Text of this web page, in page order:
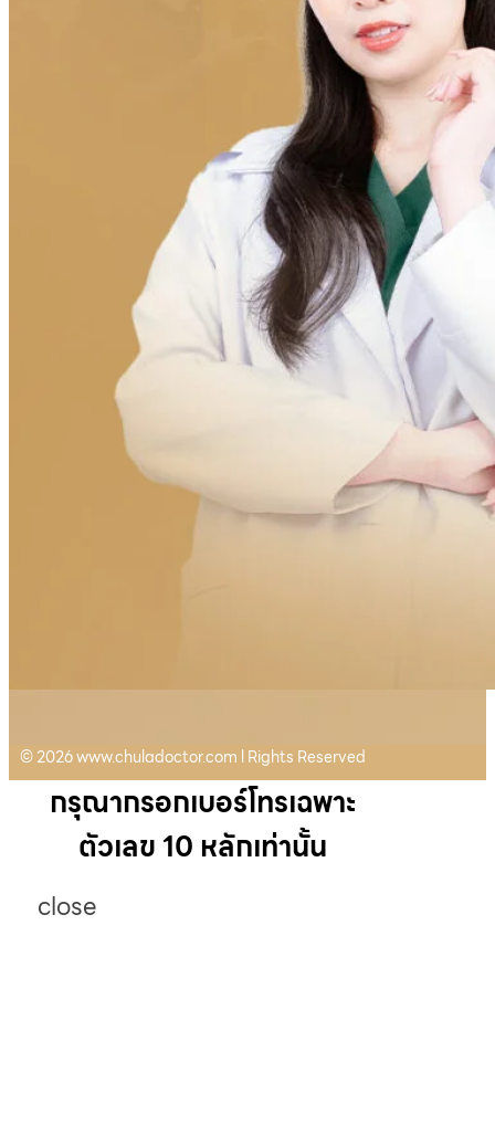
© 2026 www.chuladoctor.com l Rights Reserved
กรุณากรอกเบอร์โทรเฉพาะ
ตัวเลข 10 หลักเท่านั้น
close